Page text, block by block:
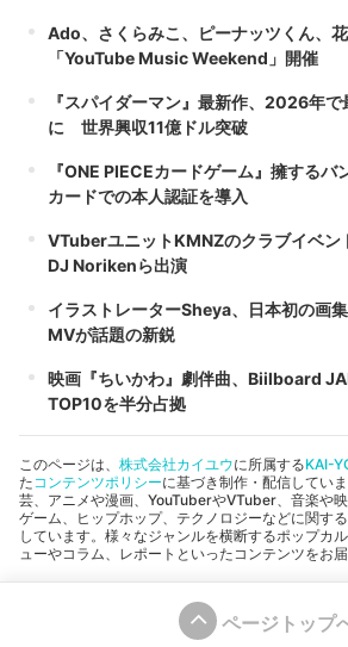
Ado、さくらみこ、ピーナッツくん、
「YouTube Music Weekend」開催
『スパイダーマン』最新作、2026年
に 世界興収11億ドル突破
『ONE PIECEカードゲーム』擁する
カードでの本人認証を導入
VTuberユニットKMNZのクラブイベン
DJ Norikenら出演
イラストレーターSheya、日本初の画
MVが話題の新鋭
映画『ちいかわ』劇伴曲、Biilboard
TOP10を半分占拠
このページは、 株式会社カイユウに所属するKAI-
た コンテンツポリシーに基づき制作・配信してい
芸、アニメや漫画、YouTuberやVTuber、音楽や映
ゲーム、ヒップホップ、テクノロジーなどに関す
しています。様々なジャンルを横断するポップカ
ューやコラム、レポートといったコンテンツをお届
ページトップ